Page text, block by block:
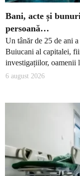
Bani, acte și
persoană…
Un tânăr de 25 de ani
Buiucani al capitalei,
investigațiilor, oamenii
6 august 2026